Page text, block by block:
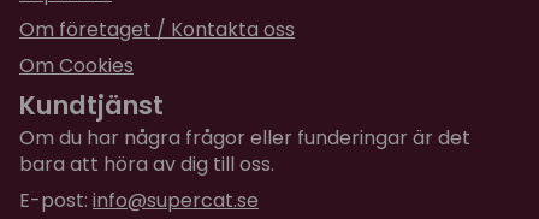
Om företaget / Kontakta oss
Om Cookies
Kundtjänst
Om du har några frågor eller funderingar är det
bara att höra av dig till oss.
E-post: info@supercat.se